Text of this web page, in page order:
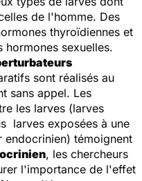
de l'homme. Des
thyroïdiennes et
sexuelles.
sont réalisés au
sans appel. Les
les larves (larves
larves exposées à une
endocrinien) témoignent
, les chercheurs
l'importance de l'effet